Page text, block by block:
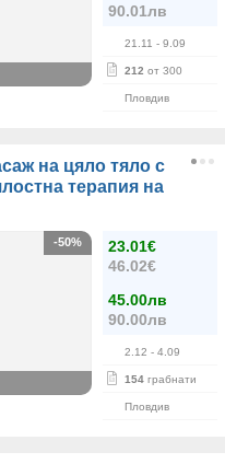
90.01лв
21.11 - 9.09
212 от 300
Пловдив
на цяло тяло с
терапия на
23.01€
46.02€
45.00лв
90.00лв
2.12 - 4.09
154 грабнати
Пловдив
-50%